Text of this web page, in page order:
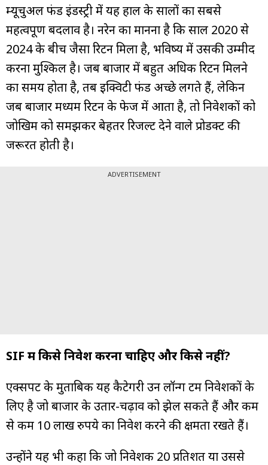
म्यूचुअल फंड इंडस्ट्री में यह हाल के सालों का सबसे
महत्वपूर्ण बदलाव है। नरेन का मानना है कि साल 2020 से
2024 के बीच जैसा रिटर्न मिला है, भविष्य में उसकी उम्मीद
करना मुश्किल है। जब बाजार में बहुत अधिक रिटर्न मिलने
का समय होता है, तब इक्विटी फंड अच्छे लगते हैं, लेकिन
जब बाजार मध्यम रिटर्न के फेज में आता है, तो निवेशकों को
जोखिम को समझकर बेहतर रिजल्ट देने वाले प्रोडक्ट की
जरूरत होती है।
ADVERTISEMENT
SIF में किसे निवेश करना चाहिए और किसे नहीं?
एक्सपर्ट के मुताबिक यह कैटेगरी उन लॉन्ग टर्म निवेशकों के
लिए है जो बाजार के उतार-चढ़ाव को झेल सकते हैं और कम
से कम 10 लाख रुपये का निवेश करने की क्षमता रखते हैं।
उन्होंने यह भी कहा कि जो निवेशक 20 प्रतिशत या उससे